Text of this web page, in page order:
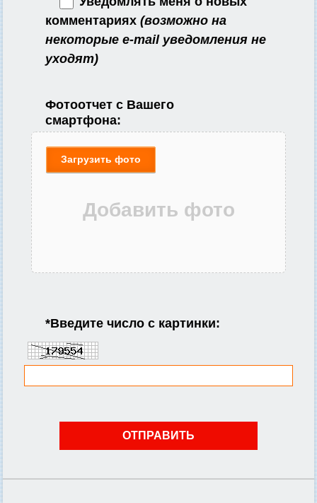
комментариях (возможно на
некоторые e-mail уведомления не
уходят)
Фотоотчет с Вашего
смартфона:
Загрузить фото
*Введите число с картинки: